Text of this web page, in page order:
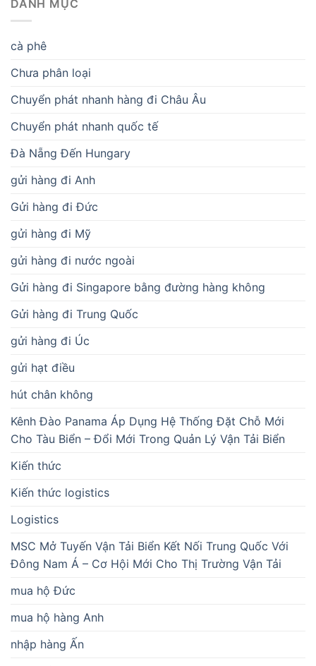
DANH MỤC
cà phê
Chưa phân loại
Chuyển phát nhanh hàng đi Châu Âu
Chuyển phát nhanh quốc tế
Đà Nẵng Đến Hungary
gửi hàng đi Anh
Gửi hàng đi Đức
gửi hàng đi Mỹ
gửi hàng đi nước ngoài
Gửi hàng đi Singapore bằng đường hàng không
Gửi hàng đi Trung Quốc
gửi hàng đi Úc
gửi hạt điều
hút chân không
Kênh Đào Panama Áp Dụng Hệ Thống Đặt Chỗ Mới
Cho Tàu Biển – Đổi Mới Trong Quản Lý Vận Tải Biển
Kiến thức
Kiến thức logistics
Logistics
MSC Mở Tuyến Vận Tải Biển Kết Nối Trung Quốc Với
Đông Nam Á – Cơ Hội Mới Cho Thị Trường Vận Tải
mua hộ Đức
mua hộ hàng Anh
nhập hàng Ấn